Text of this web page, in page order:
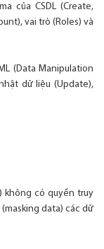
của CSDL (Create,
vai trò (Roles) và
(Data Manipulation
dữ liệu (Update),
không có quyền truy
data) các dữ